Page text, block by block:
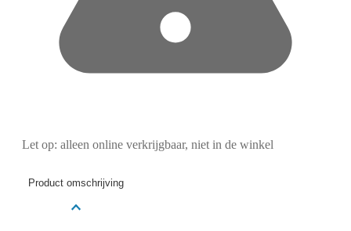
Let op: alleen online verkrijgbaar, niet in de winkel
Product omschrijving